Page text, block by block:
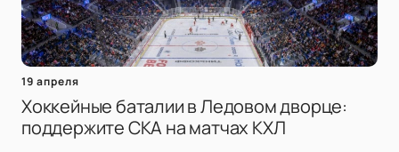
19 апреля
Хоккейные баталии в Ледовом дворце:
поддержите СКА на матчах КХЛ